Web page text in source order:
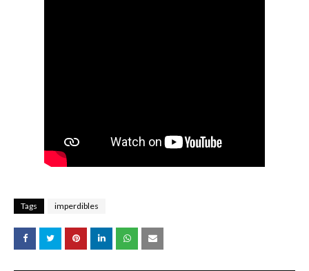
Tags imperdibles